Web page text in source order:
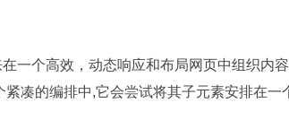
个高效，动态响应和布局网页中组织内容
紧凑的编排中,它会尝试将其子元素安排在一